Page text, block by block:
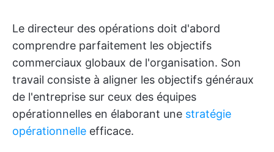
Le directeur des opérations doit d'abord
comprendre parfaitement les objectifs
commerciaux globaux de l'organisation. Son
travail consiste à aligner les objectifs généraux
de l'entreprise sur ceux des équipes
opérationnelles en élaborant une stratégie
opérationnelle efficace.